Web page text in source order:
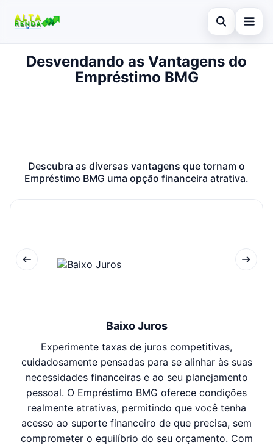
Abrir busca
Inicial
Legal
Buscar no site
Desvendando as Vantagens do
Empréstimo BMG
Descubra as diversas vantagens que tornam o
Empréstimo BMG uma opção financeira atrativa.
Baixo Juros
Experimente taxas de juros competitivas,
cuidadosamente pensadas para se alinhar às suas
necessidades financeiras e ao seu planejamento
pessoal. O Empréstimo BMG oferece condições
realmente atrativas, permitindo que você tenha
acesso ao suporte financeiro de que precisa, sem
comprometer o equilíbrio do seu orçamento. Com